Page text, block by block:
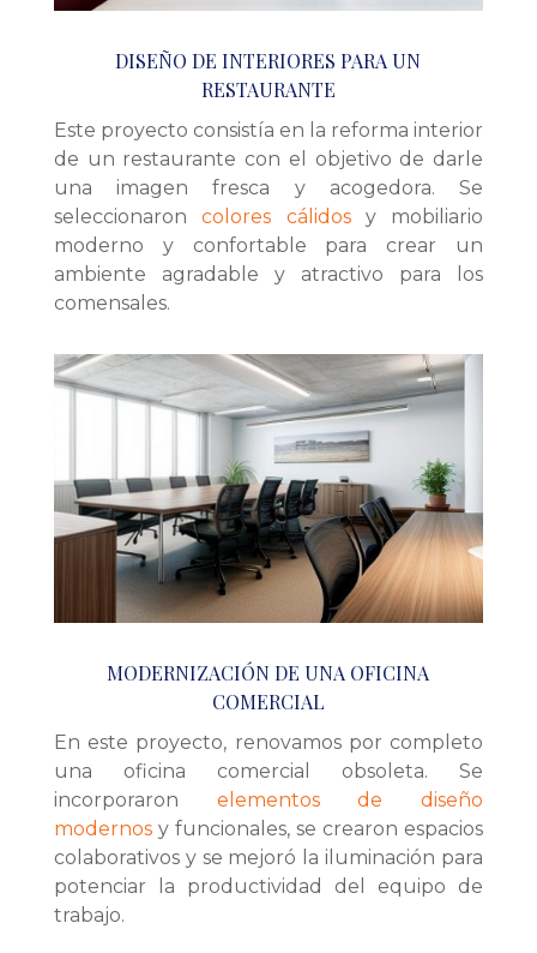
DISEÑO DE INTERIORES PARA UN
RESTAURANTE
Este proyecto consistía en la reforma interior
de un restaurante con el objetivo de darle
una imagen fresca y acogedora. Se
seleccionaroncolores cálidosy mobiliario
moderno y confortable para crear un
ambiente agradable y atractivo para los
comensales.
MODERNIZACIÓN DE UNA OFICINA
COMERCIAL
En este proyecto, renovamos por completo
una oficina comercial obsoleta. Se
incorporaron elementos de diseño
modernosy funcionales, se crearon espacios
colaborativos y se mejoró la iluminación para
potenciar la productividad del equipo de
trabajo.